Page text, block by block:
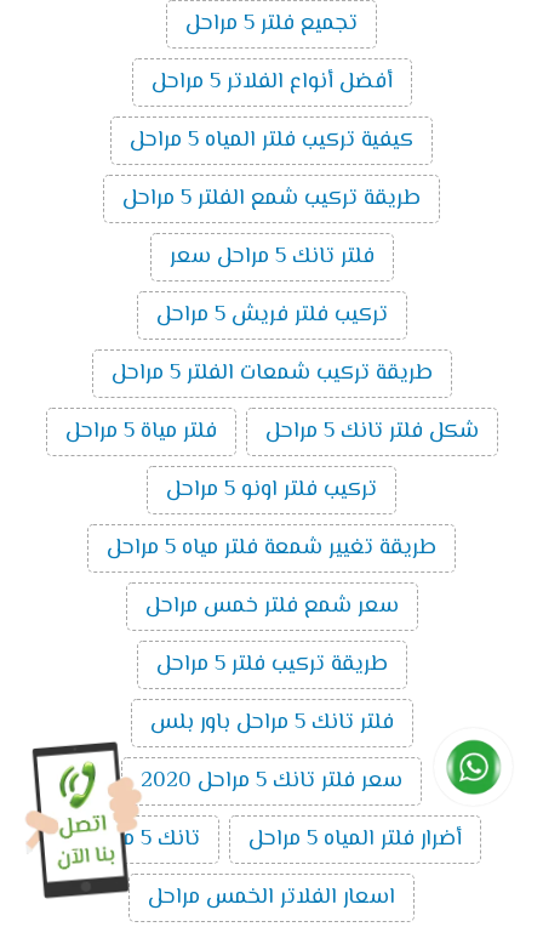
تجميع فلتر 5 مراحل
أفضل أنواع الفلاتر 5 مراحل
كيفية تركيب فلتر المياه 5 مراحل
طريقة تركيب شمع الفلتر 5 مراحل
فلتر تانك 5 مراحل سعر
تركيب فلتر فريش 5 مراحل
طريقة تركيب شمعات الفلتر 5 مراحل
شكل فلتر تانك 5 مراحل
فلتر مياة 5 مراحل
تركيب فلتر اونو 5 مراحل
طريقة تغيير شمعة فلتر مياه 5 مراحل
سعر شمع فلتر خمس مراحل
طريقة تركيب فلتر 5 مراحل
فلتر تانك 5 مراحل باور بلس
سعر فلتر تانك 5 مراحل 2020
أضرار فلتر المياه 5 مراحل
تانك 5 مراحل
اسعار الفلاتر الخمس مراحل